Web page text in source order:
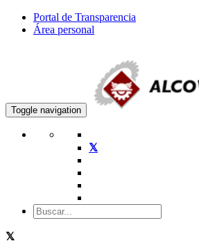
Portal de Transparencia
Área personal
Toggle navigation